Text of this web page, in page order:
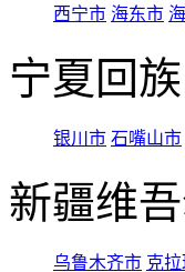
西宁市 海东市
宁夏回
银川市 石嘴山市
新疆维
乌鲁木齐市 克